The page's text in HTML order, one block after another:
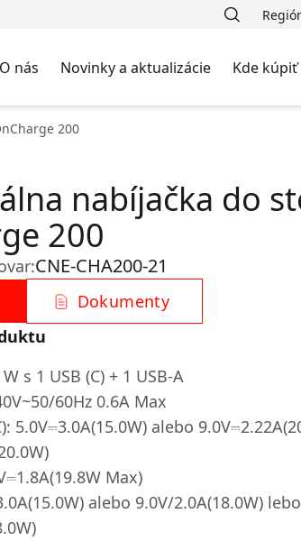
O nás Novinky a aktualizácie Kde kúpiť
200
nabíjačka do
200
CNE-CHA200-21
Dokumenty
s 1 USB (C) + 1 USB-A
60Hz 0.6A Max
5.0V⎓3.0A(15.0W) alebo
Max)
alebo 9.0V/2.0A(18.0W) lebo